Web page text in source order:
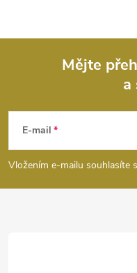
v
s
p
Mějte
a
E-mail
Vložením e-mailu souhlasíte s